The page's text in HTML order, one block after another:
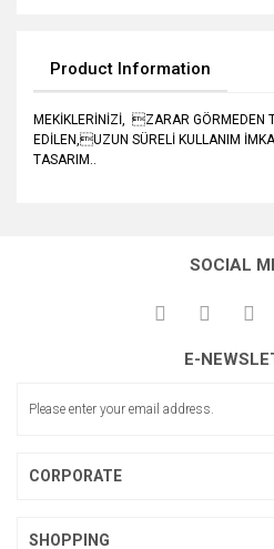
Product Information
MEKİKLERİNİZİ, ZARAR GÖRMEDEN
EDİLEN,UZUN SÜRELİ KULLANIM
TASARIM..
SOCIAL
E-
CORPORATE
SHOPPING